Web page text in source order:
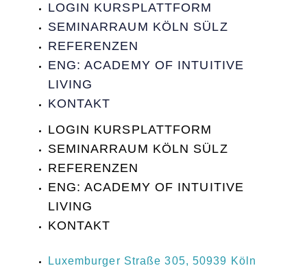
LOGIN KURSPLATTFORM
SEMINARRAUM KÖLN SÜLZ
REFERENZEN
ENG: ACADEMY OF INTUITIVE
LIVING
KONTAKT
LOGIN KURSPLATTFORM
SEMINARRAUM KÖLN SÜLZ
REFERENZEN
ENG: ACADEMY OF INTUITIVE
LIVING
KONTAKT
‍Luxemburger Straße 305, 50939 Köln